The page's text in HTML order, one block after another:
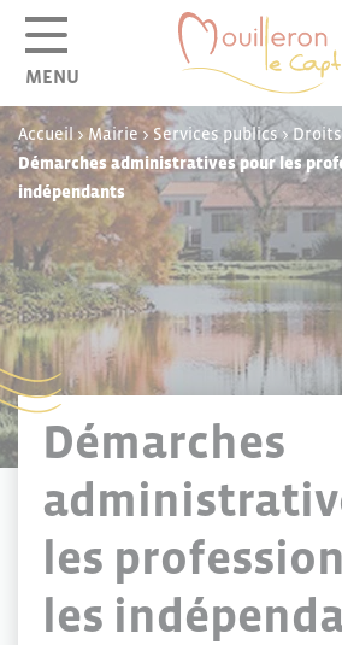
MENU
Accueil >Mairie> Services publics>
Démarches administratives pour les
indépendants
Démarches
les
les
Panneau de gestion des cookies